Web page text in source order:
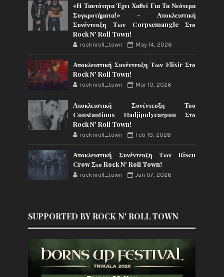
«Η Ταυτότητα Έχει Χαθεί Για Τα Νεότερα
Συγκροτήματα!» - Αποκλειστική
Συνέντευξη Των Corpsemangle Στο
Rock N' Roll Town!
rocknroll_town May 14, 2026
Αποκλειστική Συνέντευξη Των Elixir Στο
Rock N' Roll Town!
rocknroll_town Mar 10, 2026
Αποκλειστική Συνέντευξη Του
Constantinos Hadjipolycarpou Στο
Rock N' Roll Town!
rocknroll_town Feb 19, 2026
Αποκλειστική Συνέντευξη Των Risen
Crow Στο Rock N' Roll Town!
rocknroll_town Jan 07, 2026
SUPPORTED BY ROCK N' ROLL TOWN